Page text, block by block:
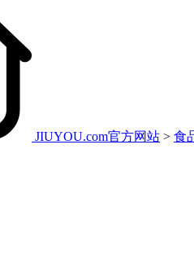
JIUYOU.com官方网站 > 食